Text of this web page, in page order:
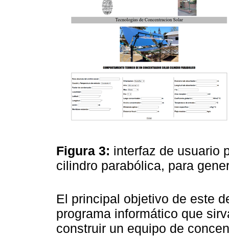
Figura 3: interfaz de usuario
cilindro parabólica, para
El principal objetivo de este
programa informático que
construir un equipo de